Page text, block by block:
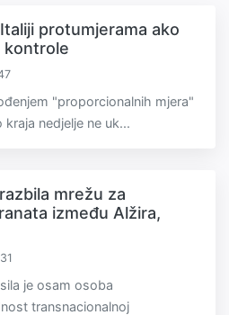
protumjerama ako
kontrole
"proporcionalnih mjera"
nedjelje ne uk...
mrežu za
između Alžira,
je osam osoba
transnacionalnoj